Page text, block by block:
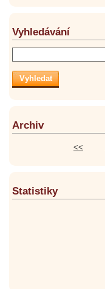
Vyhledávání
Archiv
<<
Statistiky